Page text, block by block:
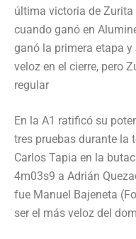
última victoria de
cuando ganó en
ganó la primera etapa
veloz en el cierre, pero
regular
En la A1 ratificó su
tres pruebas durante la
Carlos Tapia en la
4m03s9 a Adrián
fue Manuel Bajeneta
ser el más veloz del